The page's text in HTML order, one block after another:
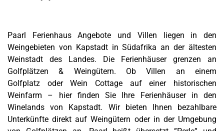
Paarl Ferienhaus Angebote und Villen liegen in den
Weingebieten von Kapstadt in Südafrika an der ältesten
Weinstadt des Landes. Die Ferienhäuser grenzen an
Golfplätzen & Weingütern. Ob Villen an einem
Golfplatz oder Wein Cottage auf einer historischen
Weinfarm – hier finden Sie Ihre Ferienhäuser in den
Winelands von Kapstadt. Wir bieten Ihnen bezahlbare
Unterkünfte direkt auf Weingütern oder in der Umgebung